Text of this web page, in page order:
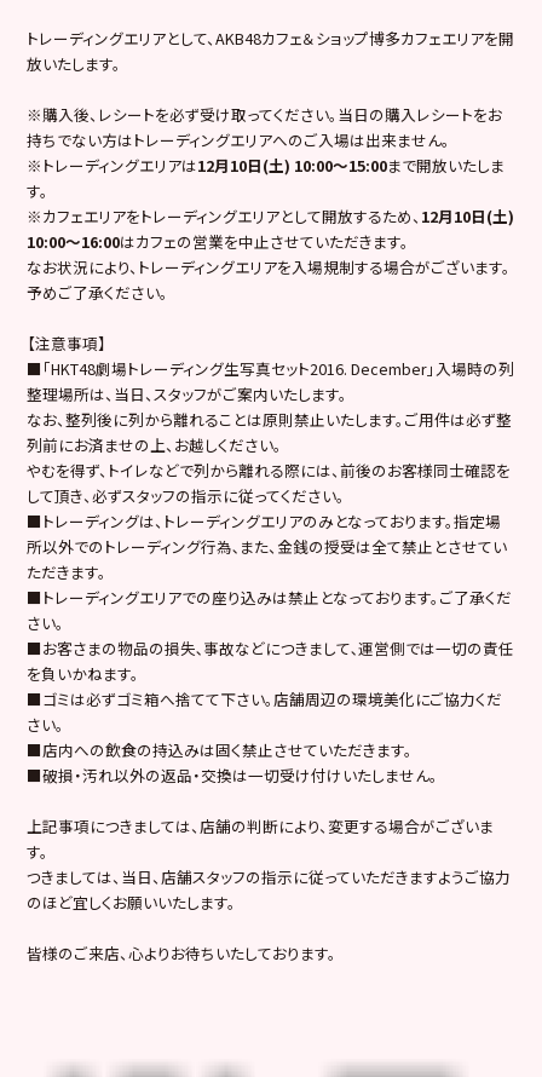
トレーディングエリアとして、AKB48カフェ＆ショップ博多カフェエリアを開
放いたします。
※購入後、レシートを必ず受け取ってください。当日の購入レシートをお
持ちでない方はトレーディングエリアへのご入場は出来ません。
※トレーディングエリアは12月10日(土) 10:00～15:00まで開放いたしま
す。
※カフェエリアをトレーディングエリアとして開放するため、 12月10日(土)
10:00～16:00はカフェの営業を中止させていただきます。
なお状況により、トレーディングエリアを入場規制する場合がございます。
予めご了承ください。
【注意事項】
■「HKT48劇場トレーディング生写真セット2016. December」入場時の列
整理場所は、当日、スタッフがご案内いたします。
なお、整列後に列から離れることは原則禁止いたします。ご用件は必ず整
列前にお済ませの上、お越しください。
やむを得ず、トイレなどで列から離れる際には、前後のお客様同士確認を
して頂き、必ずスタッフの指示に従ってください。
■トレーディングは、トレーディングエリアのみとなっております。指定場
所以外でのトレーディング行為､また、金銭の授受は全て禁止とさせてい
ただきます。
■トレーディングエリアでの座り込みは禁止となっております。ご了承くだ
さい。
■お客さまの物品の損失､事故などにつきまして､運営側では一切の責任
を負いかねます。
■ゴミは必ずゴミ箱へ捨てて下さい。店舗周辺の環境美化にご協力くだ
さい。
■店内への飲食の持込みは固く禁止させていただきます。
■破損・汚れ以外の返品・交換は一切受け付けいたしません。
上記事項につきましては、店舗の判断により、変更する場合がございま
す。
つきましては、当日、店舗スタッフの指示に従っていただきますようご協力
のほど宜しくお願いいたします。
皆様のご来店、心よりお待ちいたしております。